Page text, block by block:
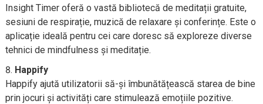
Insight Timer oferă o vastă bibliotecă de meditații gratuite,
sesiuni de respirație, muzică de relaxare și conferințe. Este o
aplicație ideală pentru cei care doresc să exploreze diverse
tehnici de mindfulness și meditație.
Happify
Happify ajută utilizatorii să-și îmbunătățească starea de bine
prin jocuri și activități care stimulează emoțiile pozitive.